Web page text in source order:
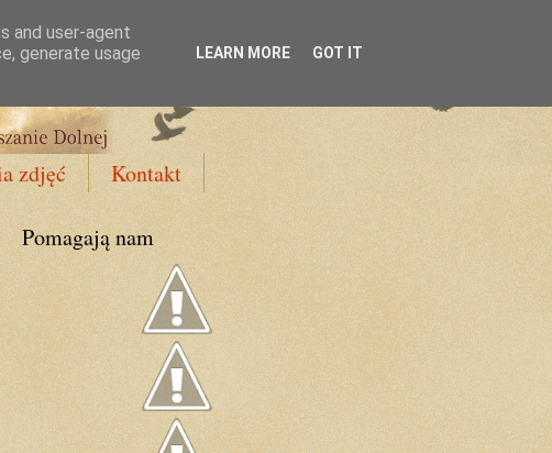
zdjęć Kontakt
Pomagają nam
and user-agent
generate usage
LEARN MORE GOT IT